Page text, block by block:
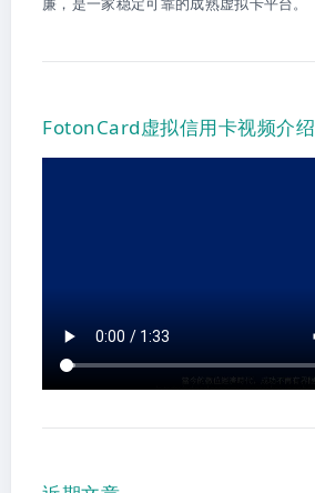
FotonCard虚拟信用卡视频介绍